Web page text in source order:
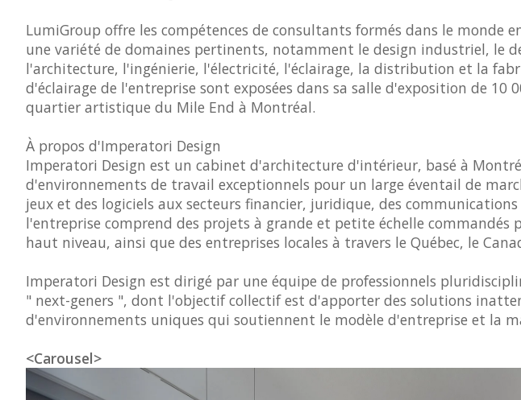
LumiGroup offre les compétences de consultants formés dans le monde
une variété de domaines pertinents, notamment le design industriel, le
l'architecture, l'ingénierie, l'électricité, l'éclairage, la distribution et la
d'éclairage de l'entreprise sont exposées dans sa salle d'exposition de 10
quartier artistique du Mile End à Montréal.
À propos d'Imperatori Design
Imperatori Design est un cabinet d'architecture d'intérieur, basé à
d'environnements de travail exceptionnels pour un large éventail de
jeux et des logiciels aux secteurs financier, juridique, des
l'entreprise comprend des projets à grande et petite échelle commandés
haut niveau, ainsi que des entreprises locales à travers le Québec, le
Imperatori Design est dirigé par une équipe de professionnels
" next-geners ", dont l'objectif collectif est d'apporter des solutions
d'environnements uniques qui soutiennent le modèle d'entreprise et la
<Carousel>